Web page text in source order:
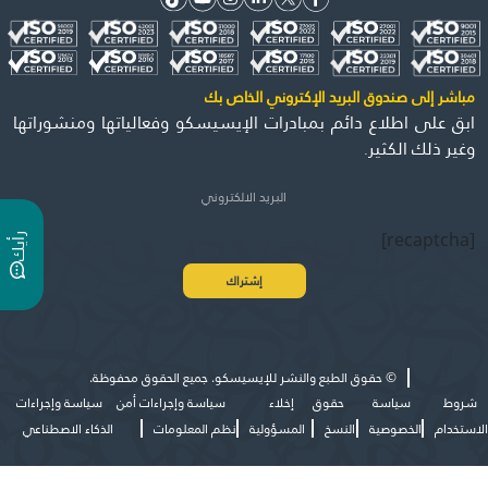
ر
أ
ي
ك
مباشر إلى صندوق البريد الإكتروني الخاص بك
ابق على اطلاع دائم بمبادرات الإيسيسكو وفعالياتها ومنشوراتها
وغير ذلك الكثير.
[recaptcha]
©حقوق الطبع والنشر للإيسيسكو. جميع الحقوق محفوظة.
شروط
الاستخدام
سياسة
الخصوصية
حقوق
النسخ
إخلاء
المسؤولية
سياسة وإجراءات أمن
نظم المعلومات
سياسة وإجراءات
الذكاء الاصطناعي